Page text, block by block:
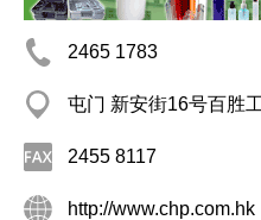
2465 1783
屯门 新安街16号百胜
2455 8117
http://www.chp.com.hk